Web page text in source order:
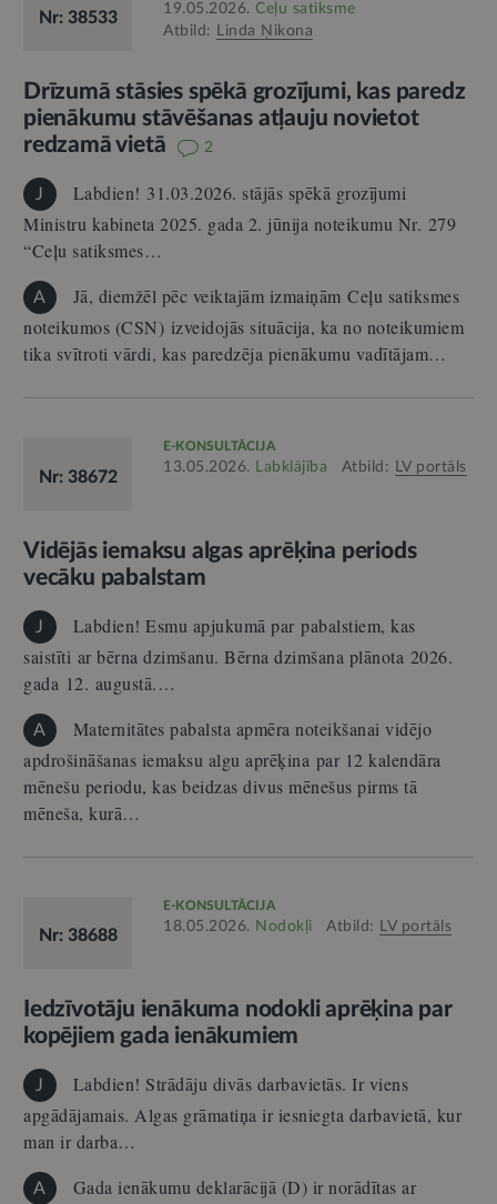
Nr: 38533 19.05.2026. Ceļu satiksme
Atbild: Linda Ņikona
Drīzumā stāsies spēkā grozījumi, kas paredz
pienākumu stāvēšanas atļauju novietot
redzamā vietā
2
J
Labdien! 31.03.2026. stājās spēkā grozījumi
Ministru kabineta 2025. gada 2. jūnija noteikumu Nr. 279
“Ceļu satiksmes…
A
Jā, diemžēl pēc veiktajām izmaiņām Ceļu satiksmes
noteikumos (CSN) izveidojās situācija, ka no noteikumiem
tika svītroti vārdi, kas paredzēja pienākumu vadītājam…
Nr: 38672
E-KONSULTĀCIJA
13.05.2026. Labklājība Atbild: LV portāls
Vidējās iemaksu algas aprēķina periods
vecāku pabalstam
J
Labdien! Esmu apjukumā par pabalstiem, kas
saistīti ar bērna dzimšanu. Bērna dzimšana plānota 2026.
gada 12. augustā.…
A
Maternitātes pabalsta apmēra noteikšanai vidējo
apdrošināšanas iemaksu algu aprēķina par 12 kalendāra
mēnešu periodu, kas beidzas divus mēnešus pirms tā
mēneša, kurā…
Nr: 38688
E-KONSULTĀCIJA
18.05.2026. Nodokļi Atbild: LV portāls
Iedzīvotāju ienākuma nodokli aprēķina par
kopējiem gada ienākumiem
J
Labdien! Strādāju divās darbavietās. Ir viens
apgādājamais. Algas grāmatiņa ir iesniegta darbavietā, kur
man ir darba…
A
Gada ienākumu deklarācijā (D) ir norādītas ar